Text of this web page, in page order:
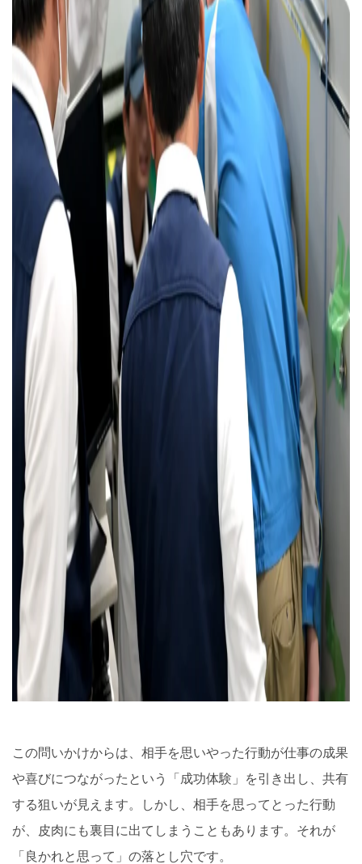
この問いかけからは、相手を思いやった行動が仕事の成果
や喜びにつながったという「成功体験」を引き出し、共有
する狙いが見えます。しかし、相手を思ってとった行動
が、皮肉にも裏目に出てしまうこともあります。それが
「良かれと思って」の落とし穴です。